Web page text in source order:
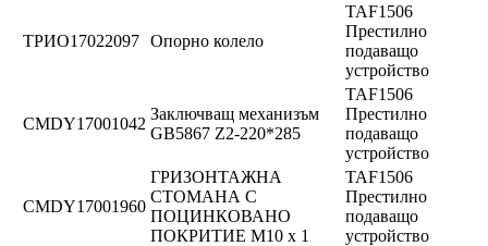
ТРИО17022097 Опорно колело
TAF1506
Престилно
подаващо
устройство
CMDY17001042
Заключващ механизъм
GB5867 Z2-220*285
TAF1506
Престилно
подаващо
устройство
CMDY17001960
ГРИЗОНТАЖНА
СТОМАНА С
ПОЦИНКОВАНО
ПОКРИТИЕ M10 x 1
TAF1506
Престилно
подаващо
устройство